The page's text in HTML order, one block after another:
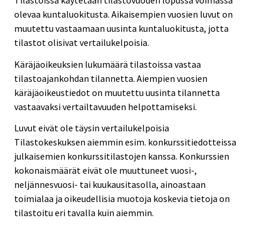
olevaa kuntaluokitusta. Aikaisempien vuosien luvut on
muutettu vastaamaan uusinta kuntaluokitusta, jotta
tilastot olisivat vertailukelpoisia.
Käräjäoikeuksien lukumäärä tilastoissa vastaa
tilastoajankohdan tilannetta. Aiempien vuosien
käräjäoikeustiedot on muutettu uusinta tilannetta
vastaavaksi vertailtavuuden helpottamiseksi.
Luvut eivät ole täysin vertailukelpoisia
Tilastokeskuksen aiemmin esim. konkurssitiedotteissa
julkaisemien konkurssitilastojen kanssa. Konkurssien
kokonaismäärät eivät ole muuttuneet vuosi-,
neljännesvuosi- tai kuukausitasolla, ainoastaan
toimialaa ja oikeudellisia muotoja koskevia tietoja on
tilastoitu eri tavalla kuin aiemmin.